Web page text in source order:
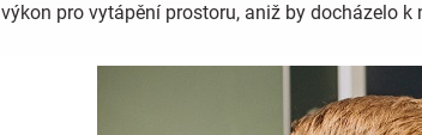
výkon pro vytápění prostoru, aniž by docházelo k